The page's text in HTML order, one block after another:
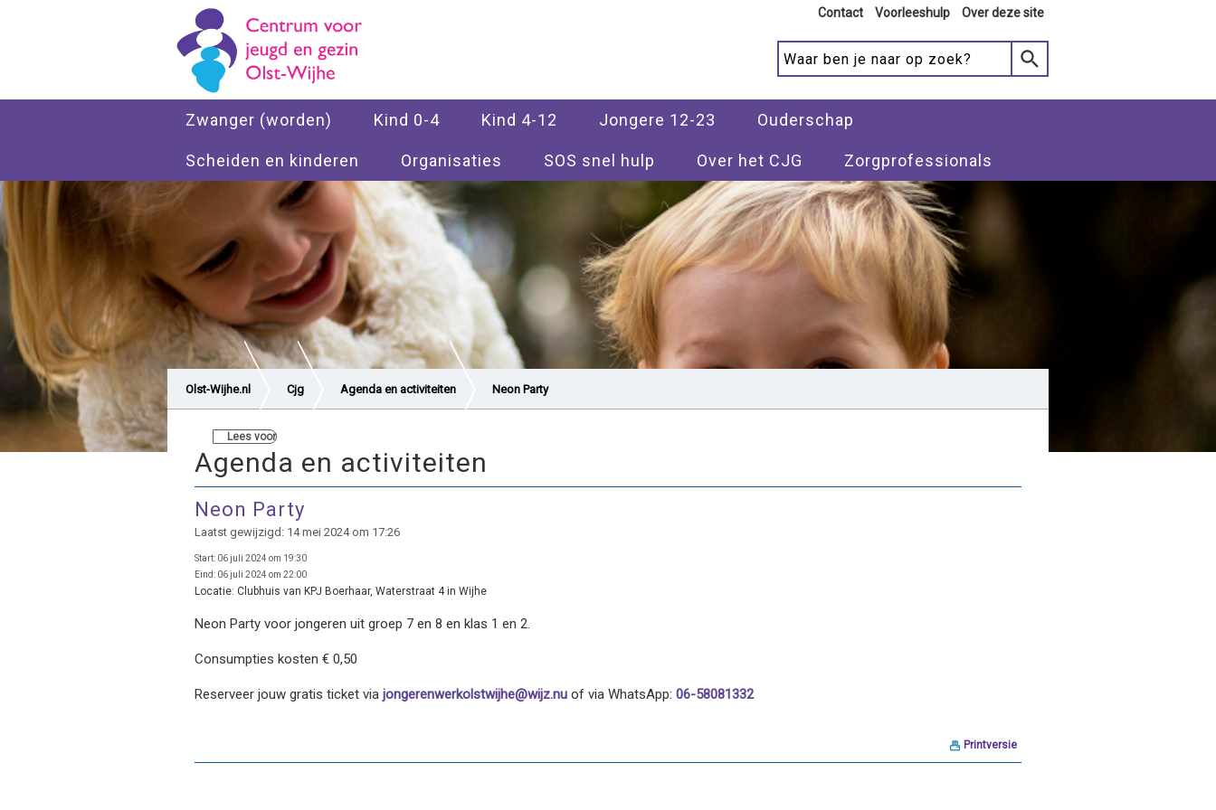
Contact Voorleeshulp Over deze site
Zwanger (worden) Kind 0-4 Kind 4-12 Jongere 12-23 Ouderschap
Scheiden en kinderen Organisaties SOS snel hulp Over het CJG Zorgprofessionals
Olst-Wijhe.nl Cjg Agenda en activiteiten Neon Party
Lees voor
Agenda en activiteiten
Neon Party
Laatst gewijzigd: 14 mei 2024 om 17:26
Start: 06 juli 2024 om 19:30
Eind: 06 juli 2024 om 22:00
Locatie: Clubhuis van KPJ Boerhaar, Waterstraat 4 in Wijhe
Neon Party voor jongeren uit groep 7 en 8 en klas 1 en 2.
Consumpties kosten € 0,50
Reserveer jouw gratis ticket via jongerenwerkolstwijhe@wijz.nu of via WhatsApp: 06-58081332
Printversie